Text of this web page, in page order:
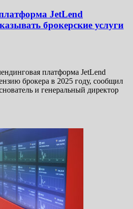
JetLend
брокерские услуги
платформа JetLend
брокера в 2025 году, сообщил
и генеральный директор